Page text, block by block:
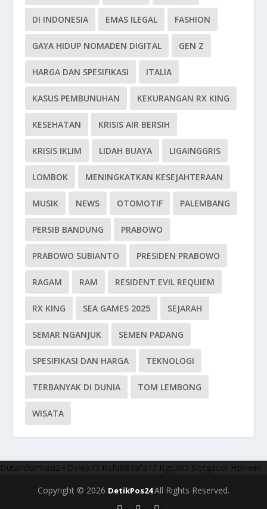
DI INDONESIA EMAS ILEGAL FASHION
GAYA HIDUP NOMADEN DIGITAL GEN Z
HARGA DAN SPESIFIKASI ITALIA
KASUS PEMBUNUHAN KEKURANGAN RX KING
KESEHATAN KRISIS AIR BERSIH
KRISIS IKLIM LIDAH BUAYA LIGAINGGRIS
LOMBOK MENINGKATKAN KESEJAHTERAAN
MUSIK NEWS OTOMOTIF PALEMBANG
PERSIB BANDUNG PRABOWO
PRABOWO SUBIANTO PRESIDEN PRABOWO
RAGAM RAM RESIDENT EVIL REQUIEM
RX KING SEA GAMES 2025 SEJARAH
SEMAR NGANJUK SEMEN PADANG
SPESIFIKASI DAN HARGA TEKNOLOGI
TERBANYAK DI DUNIA TOM LEMBONG
WISATA
Dutainformasi24 Dewa77 Rafa88 rafa77 Rgo365 Slotgacor Hokiwin
Copyright © 2026 DetikPos24All Rights Reserved.